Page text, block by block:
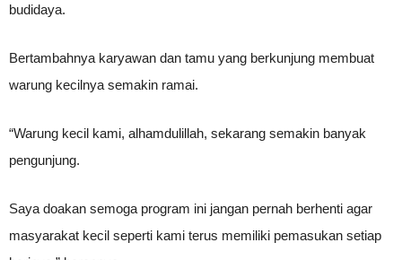
budidaya.
Bertambahnya karyawan dan tamu yang berkunjung membuat
warung kecilnya semakin ramai.
“Warung kecil kami, alhamdulillah, sekarang semakin banyak
pengunjung.
Saya doakan semoga program ini jangan pernah berhenti agar
masyarakat kecil seperti kami terus memiliki pemasukan setiap